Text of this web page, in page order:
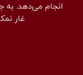
انجام می‌دهد. به
غار